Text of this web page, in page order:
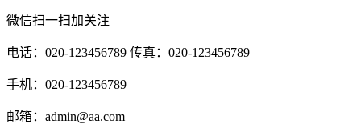
微信扫一扫加关注
电话：020-123456789 传真：020-123456789
手机：020-123456789
邮箱：admin@aa.com